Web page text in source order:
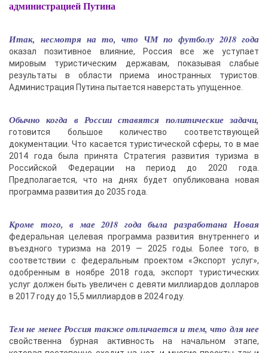
администрацией Путина
Итак, несмотря на то, что ЧМ по футболу 2018 года
оказал позитивное влияние, Россия все же уступает
мировым туристическим державам, показывая слабые
результаты в области приема иностранных туристов.
Администрация Путина пытается наверстать упущенное.
Обычно когда в России ставятся политические задачи,
готовится большое количество соответствующей
документации. Что касается туристической сферы, то в мае
2014 года была принята Стратегия развития туризма в
Российской Федерации на период до 2020 года.
Предполагается, что на днях будет опубликована новая
программа развития до 2035 года.
Кроме того, в мае 2018 года была разработана Новая
федеральная целевая программа развития внутреннего и
въездного туризма на 2019 — 2025 годы. Более того, в
соответствии с федеральным проектом «Экспорт услуг»,
одобренным в ноябре 2018 года, экспорт туристических
услуг должен быть увеличен с девяти миллиардов долларов
в 2017 году до 15,5 миллиардов в 2024 году.
Тем не менее Россия также отличается и тем, что для нее
свойственна бурная активность на начальном этапе,